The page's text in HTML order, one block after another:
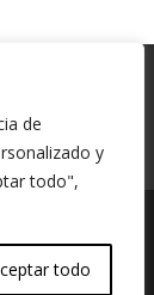
de
y
todo",
todo